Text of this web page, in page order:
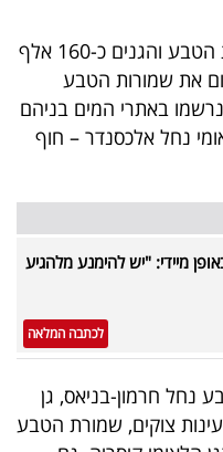
במקביל על פי עדכון דוברות רשות הטבע והגנים כ-160 אלף
את שמורות הטבע
באתרי המים בניהם
נחל אלכסנדר – חוף
מיידי: "יש להימנע מלהגיע
לכתבה המלאה
נחל חרמון-בניאס, גן
צוקים, שמורת הטבע